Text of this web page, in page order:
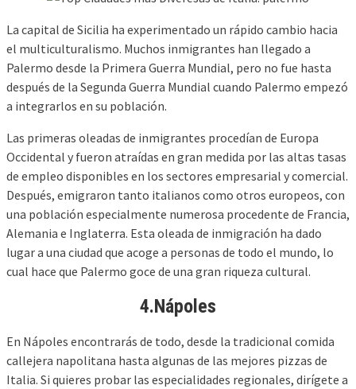
La capital de Sicilia ha experimentado un rápido cambio hacia
el multiculturalismo. Muchos inmigrantes han llegado a
Palermo desde la Primera Guerra Mundial, pero no fue hasta
después de la Segunda Guerra Mundial cuando Palermo empezó
a integrarlos en su población.
Las primeras oleadas de inmigrantes procedían de Europa
Occidental y fueron atraídas en gran medida por las altas tasas
de empleo disponibles en los sectores empresarial y comercial.
Después, emigraron tanto italianos como otros europeos, con
una población especialmente numerosa procedente de Francia,
Alemania e Inglaterra. Esta oleada de inmigración ha dado
lugar a una ciudad que acoge a personas de todo el mundo, lo
cual hace que Palermo goce de una gran riqueza cultural.
4.Nápoles
En Nápoles encontrarás de todo, desde la tradicional comida
callejera napolitana hasta algunas de las mejores pizzas de
Italia. Si quieres probar las especialidades regionales, dirígete a